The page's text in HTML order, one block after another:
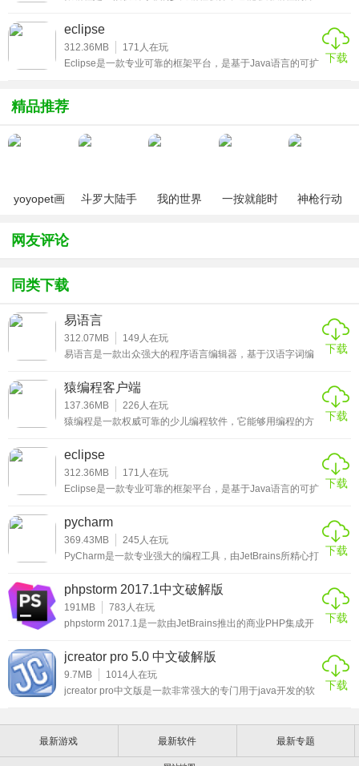
Perforce 和其他的 SCM）中得到。
8、图形页面调试器
Python或者Django应用程序以及测试单元进行调整，该调试
个测试类，一个方法或者所有测试项目。
10、可自定义&可扩展
盘，以及 Vi/Vim仿真插件。
软件特色
1、更富有成效
PyCharm负责日常工作，节省时间。专注于更大的事物，并
采用以键盘为中心的方法，以充分利用PyCharm的众多生产
力功能。
2、获得智能帮助
PyCharm知道你的代码的一切。依靠智能代码完成，动态错
3、提升代码质量
编写整洁且可维护的代码，同时IDE可帮助您通过PEP8检
查，测试帮助，智能重构和大量检查来控制质量。
4、只需你所需要的一切
PyCharm由程序员为程序员设计，提供高效Python开发所需
的所有工具。
5、智能Python协助
避开枯燥的程序语言，让孩子提升对编程的学习兴趣，对于
将来学习其他的内容，也更能够开拓思维，思维开拓了，学
什么都很快，有需要的用户赶快来下载猿编程客户端吧！
eclipse
312.36MB 171 人在玩
Eclipse是一款专业可靠的框架平台，是基于Java语言的可扩
为高度集成的工具开发提供一个具有商业品质的工业平台，
功能超强大，有需要的用户赶快来下载eclipse吧！
下载
精品推荐
yoyopet画
（120帧超
高清）
斗罗大陆手
我的世界
一按就能时
神枪行动
网友评论
同类下载
易语言
312.07MB 149 人在玩
易语言是一款出众强大的程序语言编辑器，基于汉语字词编
够帮助开发者独立开发出各种中小型软件，软件支持与常用
的编程语言互相调用，持微软官方动态链接库和第三方组
件，扩展性非常强，有需要的用户赶快来下载易语言破解版
吧！
下载
猿编程客户端
137.36MB 226 人在玩
猿编程是一款权威可靠的少儿编程软件，它能够用编程的方
避开枯燥的程序语言，让孩子提升对编程的学习兴趣，对于
将来学习其他的内容，也更能够开拓思维，思维开拓了，学
什么都很快，有需要的用户赶快来下载猿编程客户端吧！
下载
eclipse
312.36MB 171 人在玩
Eclipse是一款专业可靠的框架平台，是基于Java语言的可扩
算机语言的编辑开发，如C++、PHH、PYTHON等，专注于
为高度集成的工具开发提供一个具有商业品质的工业平台，
功能超强大，有需要的用户赶快来下载eclipse吧！
下载
pycharm
369.43MB 245 人在玩
PyCharm是一款专业强大的编程工具，由JetBrains所精心打
调试、单元测试、版本控制等功能，并且这些功能可以在先
进代码分析程序的支持下，帮助开发人员更好的使用
PyCharm软件，有需要的用户赶快来下载pycharm中文版
吧！
下载
phpstorm 2017.1中文破解版
191MB 783 人在玩
phpstorm 2017.1是一款由JetBrains推出的商业PHP集成开
于网站的开发设计工作，和用户们熟悉的Zend Studio一样，
这款PHP开发工具也是由java开发，所以用户不但能够在
windows上使用这款软件进行PHP的开发，也能够在Linux
和Mac上使用。phpstorm 2017.1目前已经支持最新的P
下载
jcreator pro 5.0 中文破解版
9.7MB 1014人在玩
jcreator pro中文版是一款非常强大的专门用于java开发的软
户免费使用需要的用户不要错过哦。很多开发java的用户都
会使用多重的java开发环境，这款jcreator pro中文版是非常
下载
最新游戏 最新软件 最新专题